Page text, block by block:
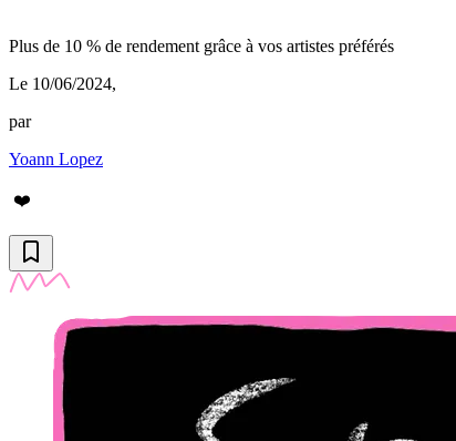
Plus de 10 % de rendement grâce à vos artistes préférés
Le 10/06/2024,
par
Yoann Lopez
❤️